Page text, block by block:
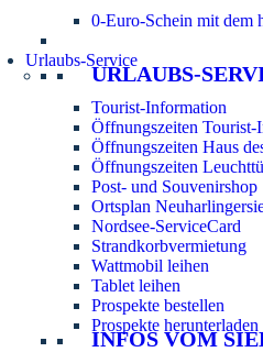
0-Euro-Schein mit dem
Urlaubs-Service
URLAUBS-
Tourist-Information
Öffnungszeiten Tourist-
Öffnungszeiten Haus
Öffnungszeiten
Post- und Souvenirshop
Ortsplan
Nordsee-ServiceCard
Strandkorbvermietung
Wattmobil leihen
Tablet leihen
Prospekte bestellen
Prospekte herunterladen
INFOS VOM